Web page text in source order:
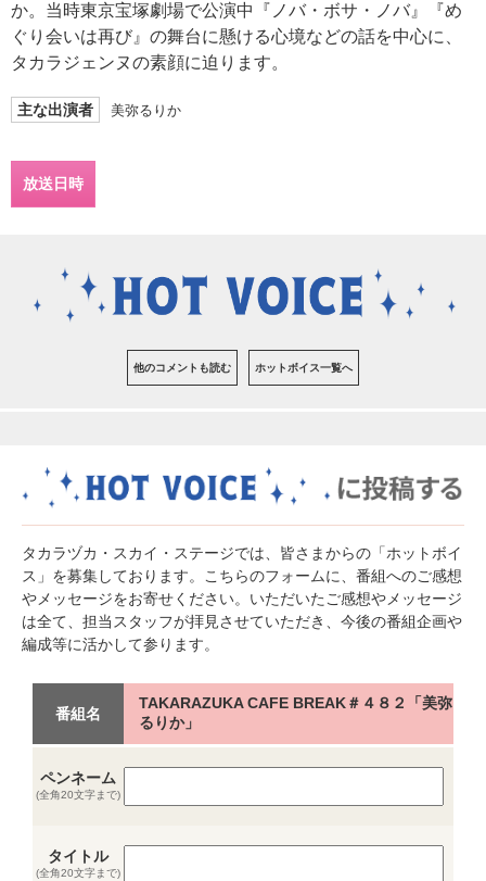
か。当時東京宝塚劇場で公演中『ノバ・ボサ・ノバ』『め
ぐり会いは再び』の舞台に懸ける心境などの話を中心に、
タカラジェンヌの素顔に迫ります。
主な出演者 美弥るりか
放送日時
他のコメントも読む ホットボイス一覧へ
タカラヅカ・スカイ・ステージでは、皆さまからの「ホットボイ
ス」を募集しております。こちらのフォームに、番組へのご感想
やメッセージをお寄せください。いただいたご感想やメッセージ
は全て、担当スタッフが拝見させていただき、今後の番組企画や
編成等に活かして参ります。
番組名
TAKARAZUKA CAFE BREAK＃４８２「美弥
るりか」
ペンネーム
(全角20文字まで)
タイトル
(全角20文字まで)